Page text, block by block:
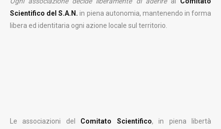
Scientifico del S.A.N. in piena autonomia, mantenendo in forma
libera ed identitaria ogni azione locale sul territorio.
Le associazioni del Comitato Scientifico, in piena libertà